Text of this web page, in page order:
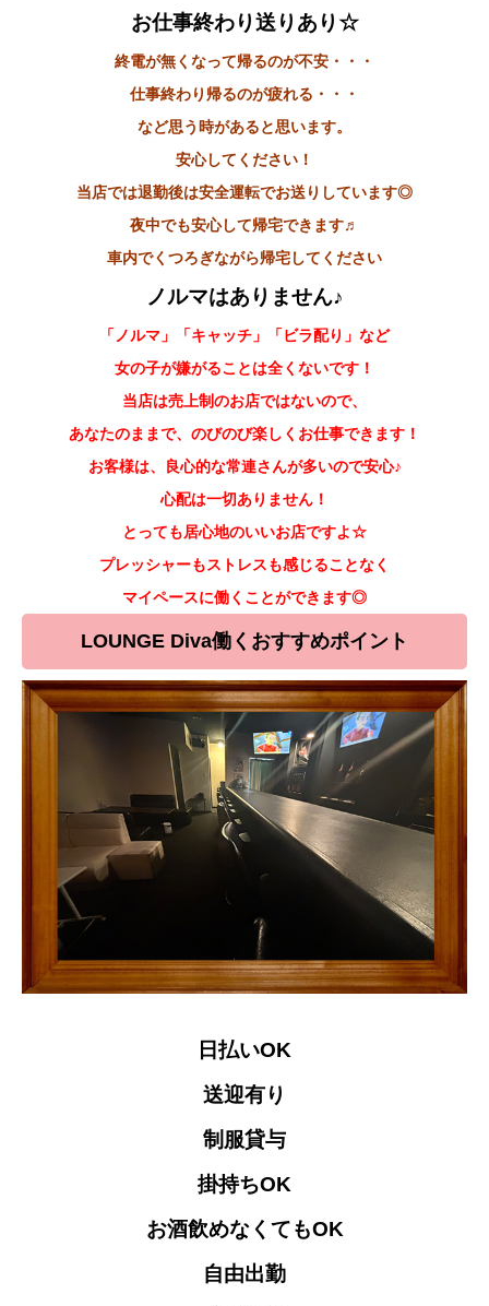
お仕事終わり送りあり☆
終電が無くなって帰るのが不安・・・
仕事終わり帰るのが疲れる・・・
など思う時があると思います。
安心してください！
当店では退勤後は安全運転でお送りしています◎
夜中でも安心して帰宅できます♬
車内でくつろぎながら帰宅してください
ノルマはありません♪
「ノルマ」「キャッチ」「ビラ配り」など
女の子が嫌がることは全くないです！
当店は売上制のお店ではないので、
あなたのままで、のびのび楽しくお仕事できます！
お客様は、良心的な常連さんが多いので安心♪
心配は一切ありません！
とっても居心地のいいお店ですよ☆
プレッシャーもストレスも感じることなく
マイペースに働くことができます◎
LOUNGE Diva働くおすすめポイント
日払いOK
送迎有り
制服貸与
掛持ちOK
お酒飲めなくてもOK
自由出勤